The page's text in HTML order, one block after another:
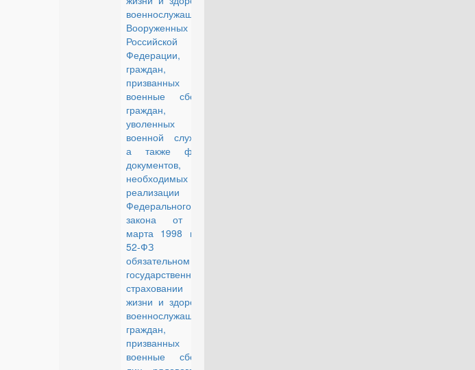
военнослужащих
Вооруженных Сил
Российской
Федерации,
граждан,
призванных на
военные сборы,
граждан,
уволенных с
военной службы,
а также форм
документов,
необходимых для
реализации
Федерального
закона от 28
марта 1998 г. N
52-ФЗ "Об
обязательном
государственном
страховании
жизни и здоровья
военнослужащих,
граждан,
призванных на
военные сборы,